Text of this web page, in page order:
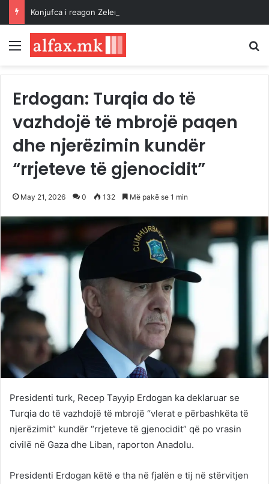
Menu
Erdogan: Turqia do të
vazhdojë të mbrojë paqen
dhe njerëzimin kundër
“rrjeteve të gjenocidit”
May 21, 2026 0 132 Më pakë se 1 min
Presidenti turk, Recep Tayyip Erdogan ka deklaruar se
Turqia do të vazhdojë të mbrojë “vlerat e përbashkëta të
njerëzimit” kundër “rrjeteve të gjenocidit” që po vrasin
civilë në Gaza dhe Liban, raporton Anadolu.
Presidenti Erdogan këtë e tha në fjalën e tij në stërvitjen